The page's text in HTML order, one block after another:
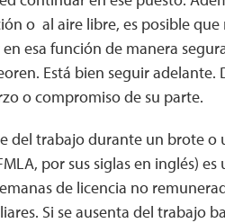
o al aire libre, es posible
esa función de manera
Está bien seguir adelante.
o compromiso de su parte.
del trabajo durante un brote o
por sus siglas en inglés)
de licencia no
Si se ausenta del trabajo